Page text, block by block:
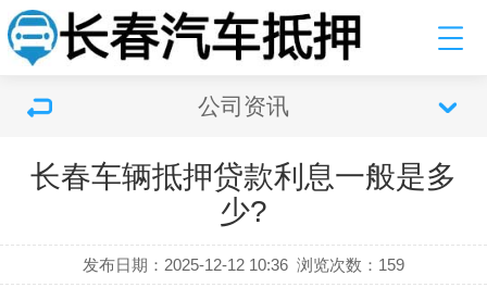
公司资讯
长春车辆抵押贷款利息一般是多
少?
发布日期：2025-12-12 10:36 浏览次数： 159